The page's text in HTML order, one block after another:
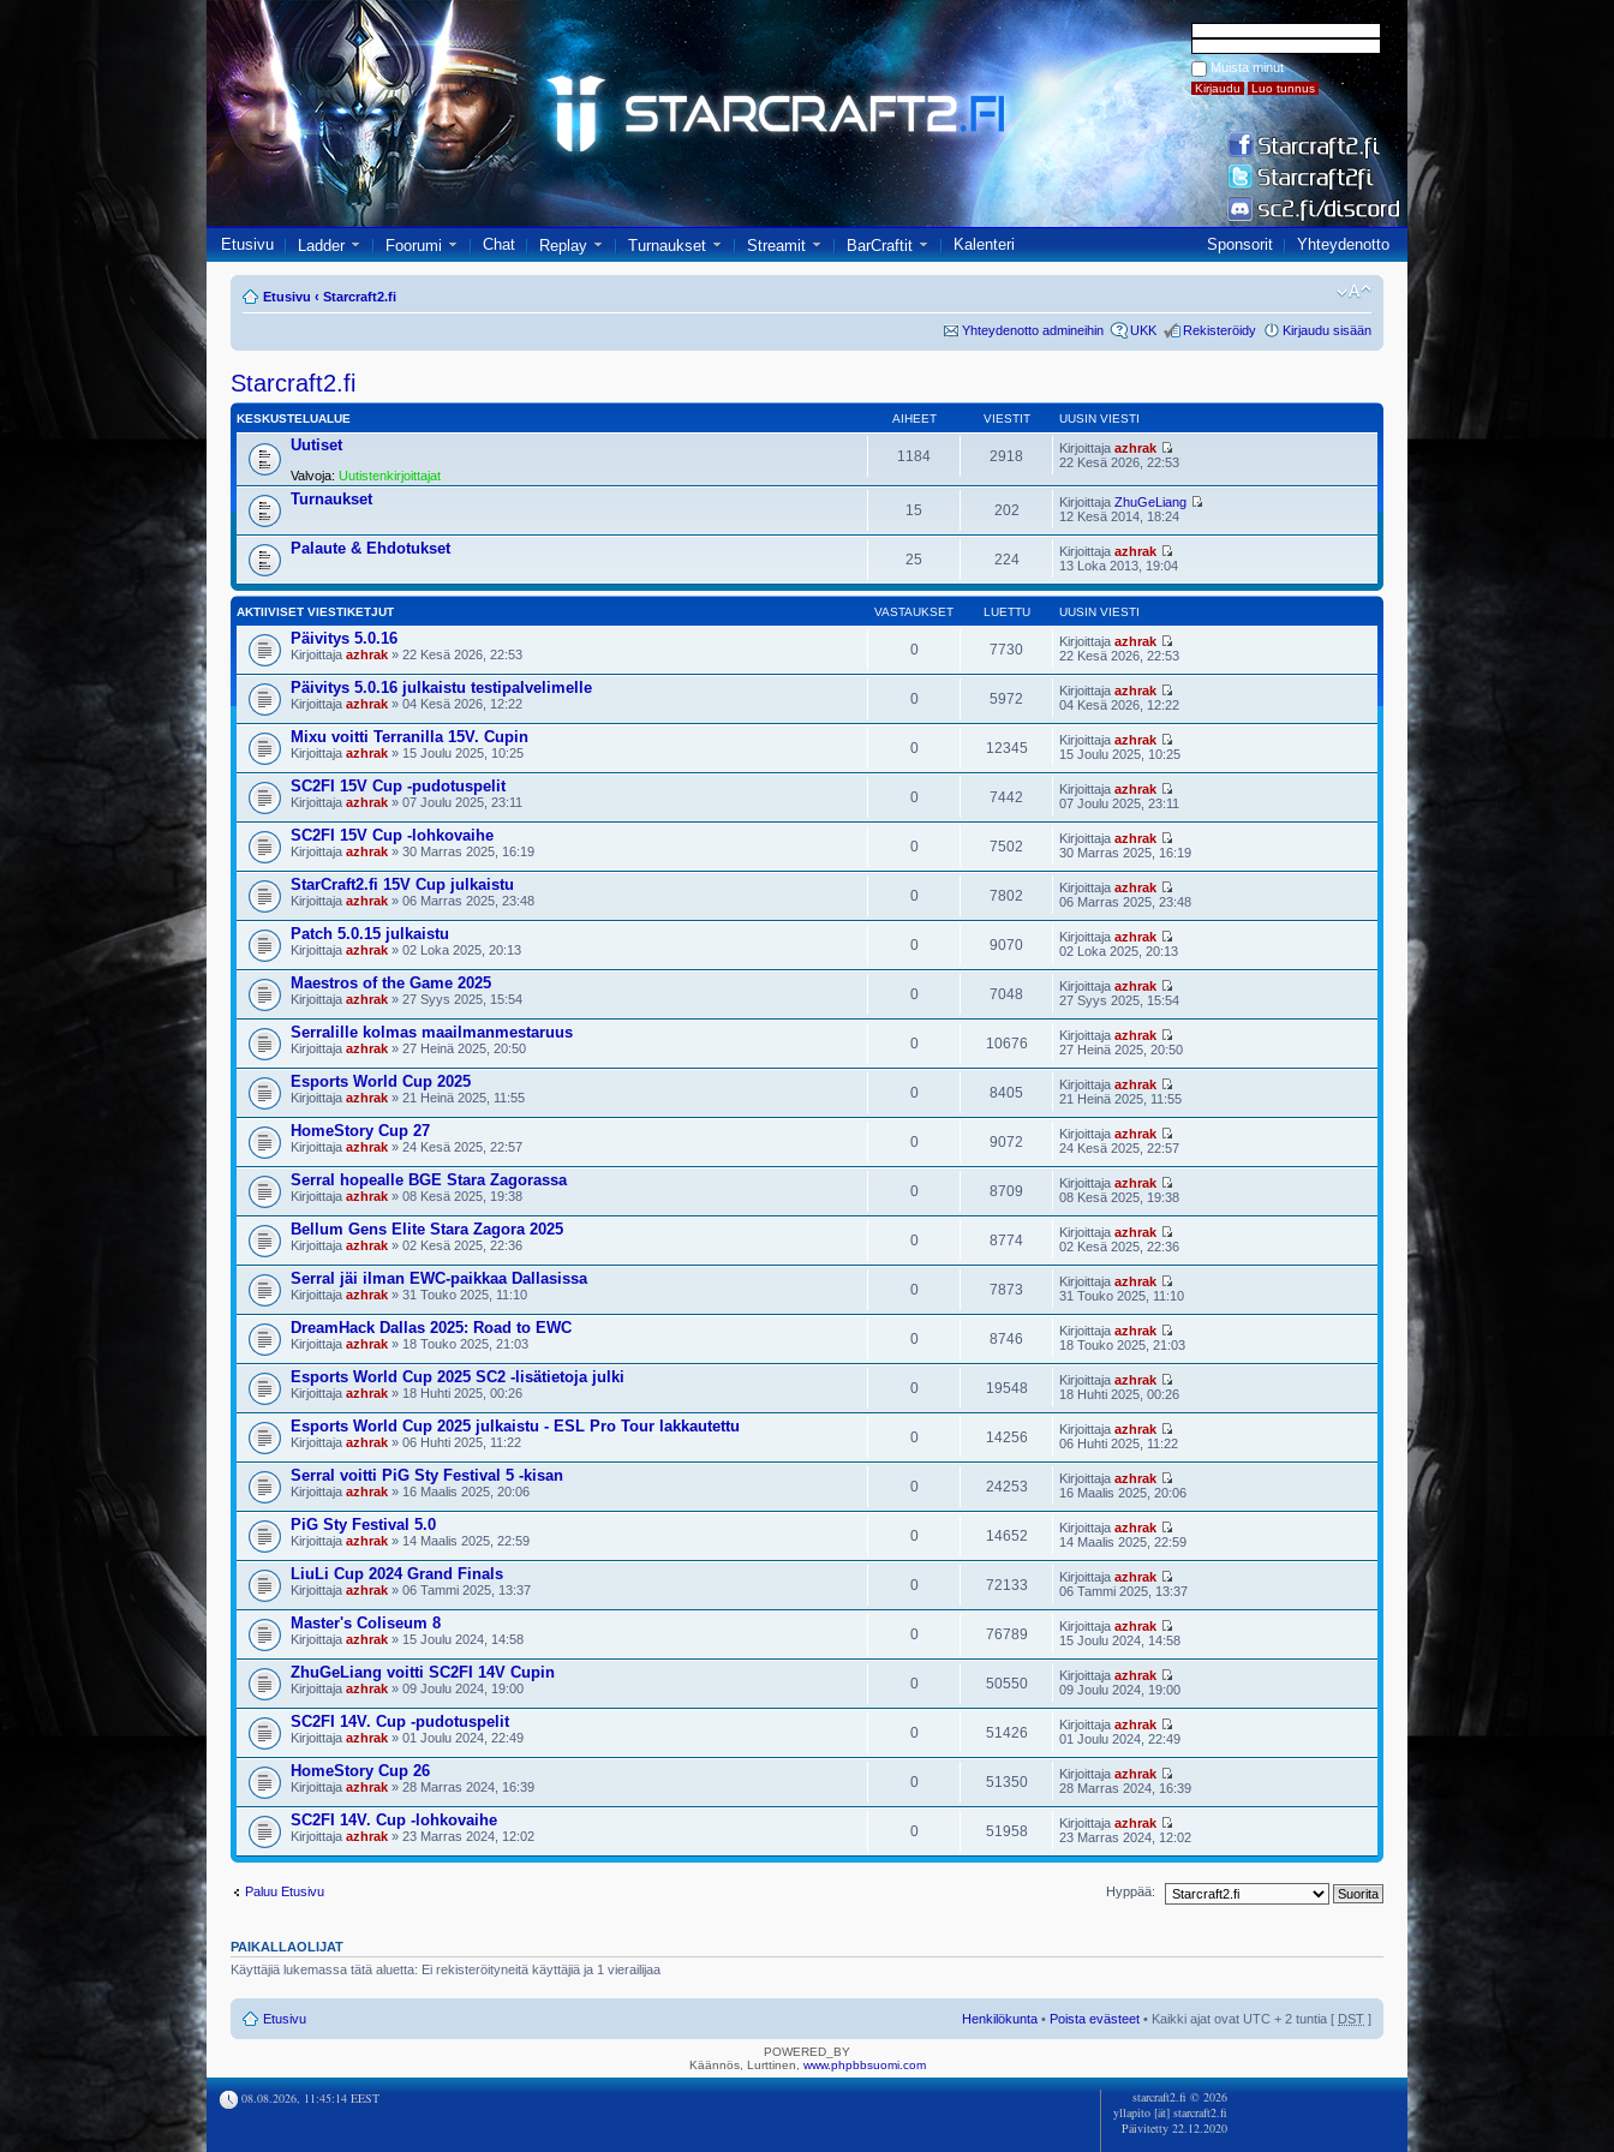
Muista minut
Etusivu Ladder Foorumi Chat Replay Turnaukset Streamit BarCraftit Kalenteri Sponsorit Yhteydenotto
Etusivu ‹ Starcraft2.fi
Yhteydenotto admineihin UKK Rekisteröidy Kirjaudu sisään
Starcraft2.fi
KESKUSTELUALUE AIHEET VIESTIT UUSIN VIESTI
Uutiset
Valvoja: Uutistenkirjoittajat
1184 2918 Kirjoittaja azhrak
22 Kesä 2026, 22:53
Turnaukset
15 202 Kirjoittaja ZhuGeLiang
12 Kesä 2014, 18:24
Palaute & Ehdotukset
25 224 Kirjoittaja azhrak
13 Loka 2013, 19:04
AKTIIVISET VIESTIKETJUT VASTAUKSET LUETTU UUSIN VIESTI
Päivitys 5.0.16
Kirjoittaja azhrak » 22 Kesä 2026, 22:53 0 7730 Kirjoittaja azhrak
22 Kesä 2026, 22:53
Päivitys 5.0.16 julkaistu testipalvelimelle
Kirjoittaja azhrak » 04 Kesä 2026, 12:22 0 5972 Kirjoittaja azhrak
04 Kesä 2026, 12:22
Mixu voitti Terranilla 15V. Cupin
Kirjoittaja azhrak » 15 Joulu 2025, 10:25 0 12345 Kirjoittaja azhrak
15 Joulu 2025, 10:25
SC2FI 15V Cup -pudotuspelit
Kirjoittaja azhrak » 07 Joulu 2025, 23:11 0 7442 Kirjoittaja azhrak
07 Joulu 2025, 23:11
SC2FI 15V Cup -lohkovaihe
Kirjoittaja azhrak » 30 Marras 2025, 16:19 0 7502 Kirjoittaja azhrak
30 Marras 2025, 16:19
StarCraft2.fi 15V Cup julkaistu
Kirjoittaja azhrak » 06 Marras 2025, 23:48 0 7802 Kirjoittaja azhrak
06 Marras 2025, 23:48
Patch 5.0.15 julkaistu
Kirjoittaja azhrak » 02 Loka 2025, 20:13 0 9070 Kirjoittaja azhrak
02 Loka 2025, 20:13
Maestros of the Game 2025
Kirjoittaja azhrak » 27 Syys 2025, 15:54 0 7048 Kirjoittaja azhrak
27 Syys 2025, 15:54
Serralille kolmas maailmanmestaruus
Kirjoittaja azhrak » 27 Heinä 2025, 20:50 0 10676 Kirjoittaja azhrak
27 Heinä 2025, 20:50
Esports World Cup 2025
Kirjoittaja azhrak » 21 Heinä 2025, 11:55 0 8405 Kirjoittaja azhrak
21 Heinä 2025, 11:55
HomeStory Cup 27
Kirjoittaja azhrak » 24 Kesä 2025, 22:57 0 9072 Kirjoittaja azhrak
24 Kesä 2025, 22:57
Serral hopealle BGE Stara Zagorassa
Kirjoittaja azhrak » 08 Kesä 2025, 19:38 0 8709 Kirjoittaja azhrak
08 Kesä 2025, 19:38
Bellum Gens Elite Stara Zagora 2025
Kirjoittaja azhrak » 02 Kesä 2025, 22:36 0 8774 Kirjoittaja azhrak
02 Kesä 2025, 22:36
Serral jäi ilman EWC-paikkaa Dallasissa
Kirjoittaja azhrak » 31 Touko 2025, 11:10 0 7873 Kirjoittaja azhrak
31 Touko 2025, 11:10
DreamHack Dallas 2025: Road to EWC
Kirjoittaja azhrak » 18 Touko 2025, 21:03 0 8746 Kirjoittaja azhrak
18 Touko 2025, 21:03
Esports World Cup 2025 SC2 -lisätietoja julki
Kirjoittaja azhrak » 18 Huhti 2025, 00:26 0 19548 Kirjoittaja azhrak
18 Huhti 2025, 00:26
Esports World Cup 2025 julkaistu - ESL Pro Tour lakkautettu
Kirjoittaja azhrak » 06 Huhti 2025, 11:22 0 14256 Kirjoittaja azhrak
06 Huhti 2025, 11:22
Serral voitti PiG Sty Festival 5 -kisan
Kirjoittaja azhrak » 16 Maalis 2025, 20:06 0 24253 Kirjoittaja azhrak
16 Maalis 2025, 20:06
PiG Sty Festival 5.0
Kirjoittaja azhrak » 14 Maalis 2025, 22:59 0 14652 Kirjoittaja azhrak
14 Maalis 2025, 22:59
LiuLi Cup 2024 Grand Finals
Kirjoittaja azhrak » 06 Tammi 2025, 13:37 0 72133 Kirjoittaja azhrak
06 Tammi 2025, 13:37
Master's Coliseum 8
Kirjoittaja azhrak » 15 Joulu 2024, 14:58 0 76789 Kirjoittaja azhrak
15 Joulu 2024, 14:58
ZhuGeLiang voitti SC2FI 14V Cupin
Kirjoittaja azhrak » 09 Joulu 2024, 19:00 0 50550 Kirjoittaja azhrak
09 Joulu 2024, 19:00
SC2FI 14V. Cup -pudotuspelit
Kirjoittaja azhrak » 01 Joulu 2024, 22:49 0 51426 Kirjoittaja azhrak
01 Joulu 2024, 22:49
HomeStory Cup 26
Kirjoittaja azhrak » 28 Marras 2024, 16:39 0 51350 Kirjoittaja azhrak
28 Marras 2024, 16:39
SC2FI 14V. Cup -lohkovaihe
Kirjoittaja azhrak » 23 Marras 2024, 12:02 0 51958 Kirjoittaja azhrak
23 Marras 2024, 12:02
Paluu Etusivu Hyppää:
PAIKALLAOLIJAT
Käyttäjiä lukemassa tätä aluetta: Ei rekisteröityneitä käyttäjiä ja 1 vierailijaa
Etusivu Henkilökunta • Poista evästeet • Kaikki ajat ovat UTC + 2 tuntia [ DST ]
POWERED_BY
Käännös, Lurttinen, www.phpbbsuomi.com
08.08.2026, 11:45:14 EEST
starcraft2.fi © 2026
yllapito [ät] starcraft2.fi
Päivitetty 22.12.2020